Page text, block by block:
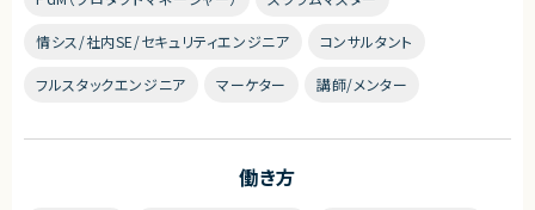
情シス/社内SE/セキュリティエンジニア コンサルタント
フルスタックエンジニア マーケター 講師/メンター
働き方